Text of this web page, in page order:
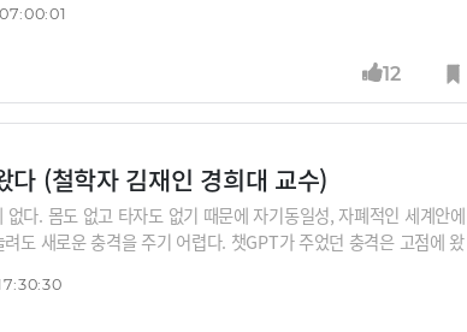
챗GPT에 대한 견해는 IT전문가들의 평가보다 훨씬 박한데요. 인문
12
(철학자 김재인 경희대 교수)
다. 몸도 없고 타자도 없기 때문에 자기동일성, 자폐적인 세계안에
도 새로운 충격을 주기 어렵다. 챗GPT가 주었던 충격은 고점에 왔
것입니다. 언어가 담을 수 있는 세상은 제한적이니까요. 관계 맺기